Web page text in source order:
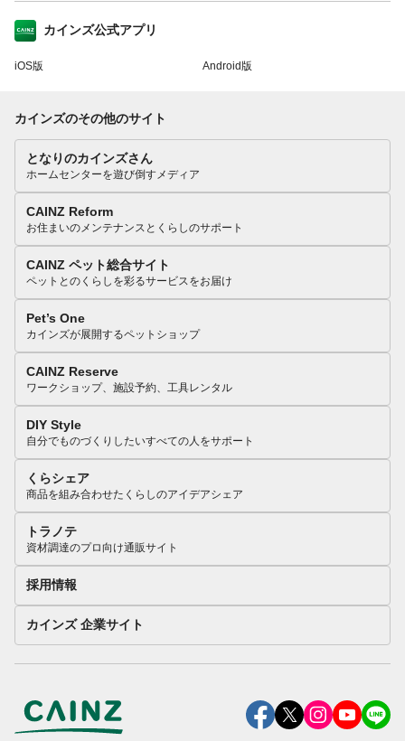
カインズ公式アプリ
iOS版 Android版
カインズのその他のサイト
となりのカインズさん
ホームセンターを遊び倒すメディア
CAINZ Reform
お住まいのメンテナンスとくらしのサポート
CAINZ ペット総合サイト
ペットとのくらしを彩るサービスをお届け
Pet’s One
カインズが展開するペットショップ
CAINZ Reserve
ワークショップ、施設予約、工具レンタル
DIY Style
自分でものづくりしたいすべての人をサポート
くらシェア
商品を組み合わせたくらしのアイデアシェア
トラノテ
資材調達のプロ向け通販サイト
採用情報
カインズ 企業サイト